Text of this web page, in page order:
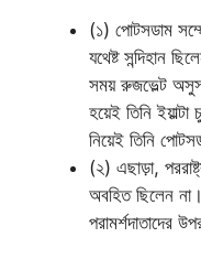
(১) পোটসডাম
যথেষ্ট সন্দিহান
সময় রুজভেল্ট
হয়েই তিনি
নিয়েই তিনি
(২) এছাড়া,
অবহিত ছিলেন
পরামর্শদাতাদের